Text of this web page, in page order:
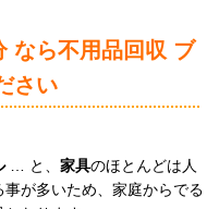
なら不用品回収 ブ
さい
… と、 家具のほとんどは人
が多いため、家庭からでる